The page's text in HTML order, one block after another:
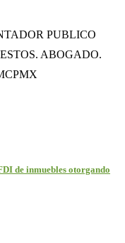
PUBLICO
ABOGADO.
de inmuebles otorgando